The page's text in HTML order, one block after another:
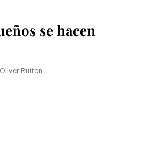
se hacen
Rütten